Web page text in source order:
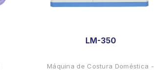
LM-350
Máquina de Costura Doméstica -